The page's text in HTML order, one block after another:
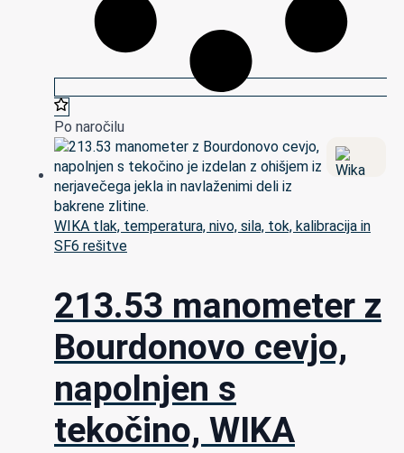
Po naročilu
WIKA tlak, temperatura, nivo, sila, tok, kalibracija in
SF6 rešitve
213.53 manometer z
Bourdonovo cevjo,
napolnjen s
tekočino, WIKA